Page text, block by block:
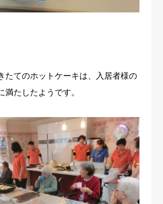
たてのホットケーキは、入居者様の
たしたようです。